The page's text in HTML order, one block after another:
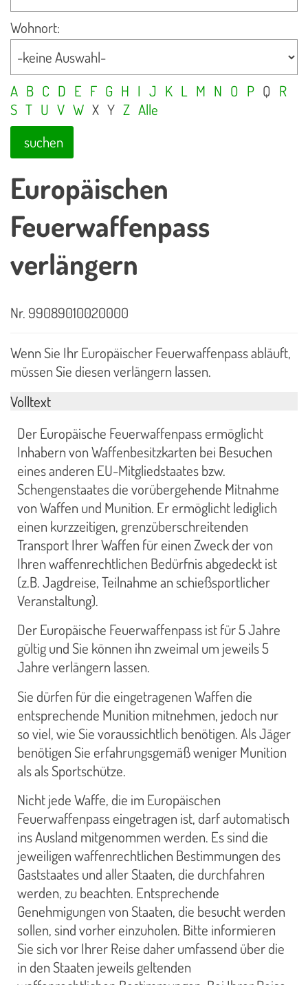
Wohnort:
A B C D E F G H I J K L M N O P Q R
S T U V W X Y Z Alle
suchen
Europäischen
Feuerwaffenpass
verlängern
Nr. 99089010020000
Wenn Sie Ihr Europäischer Feuerwaffenpass abläuft,
müssen Sie diesen verlängern lassen.
Volltext
Der Europäische Feuerwaffenpass ermöglicht
Inhabern von Waffenbesitzkarten bei Besuchen
eines anderen EU-Mitgliedstaates bzw.
Schengenstaates die vorübergehende Mitnahme
von Waffen und Munition. Er ermöglicht lediglich
einen kurzzeitigen, grenzüberschreitenden
Transport Ihrer Waffen für einen Zweck der von
Ihren waffenrechtlichen Bedürfnis abgedeckt ist
(z.B. Jagdreise, Teilnahme an schießsportlicher
Veranstaltung).
Der Europäische Feuerwaffenpass ist für 5 Jahre
gültig und Sie können ihn zweimal um jeweils 5
Jahre verlängern lassen.
Sie dürfen für die eingetragenen Waffen die
entsprechende Munition mitnehmen, jedoch nur
so viel, wie Sie voraussichtlich benötigen. Als Jäger
benötigen Sie erfahrungsgemäß weniger Munition
als als Sportschütze.
Nicht jede Waffe, die im Europäischen
Feuerwaffenpass eingetragen ist, darf automatisch
ins Ausland mitgenommen werden. Es sind die
jeweiligen waffenrechtlichen Bestimmungen des
Gaststaates und aller Staaten, die durchfahren
werden, zu beachten. Entsprechende
Genehmigungen von Staaten, die besucht werden
sollen, sind vorher einzuholen. Bitte informieren
Sie sich vor Ihrer Reise daher umfassend über die
in den Staaten jeweils geltenden